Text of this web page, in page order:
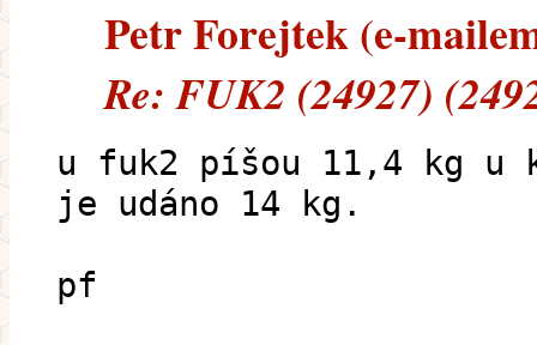
Petr Forejtek (e-
Re: FUK2 (24927)
u fuk2 píšou 11,4 kg u
je udáno 14 kg.
pf